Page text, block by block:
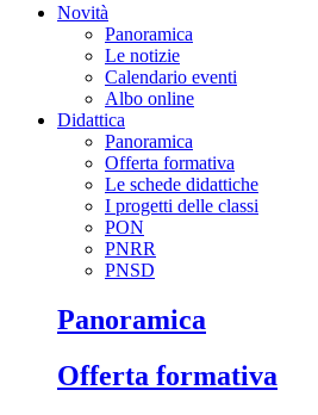
Novità
Panoramica
Le notizie
Calendario eventi
Albo online
Didattica
Panoramica
Offerta formativa
Le schede didattiche
I progetti delle classi
PON
PNRR
PNSD
Panoramica
Offerta formativa